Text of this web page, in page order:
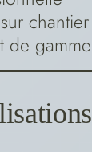
chantier
de gamme